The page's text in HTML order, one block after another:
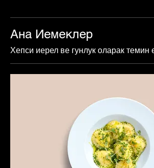
Ана Иемеклер
Хепси иерел ве гунлук оларак темин